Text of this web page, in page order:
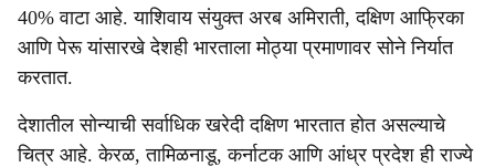
40% वाटा आहे. याशिवाय संयुक्त अरब अमिराती, दक्षिण आफ्रिका
आणि पेरू यांसारखे देशही भारताला मोठ्या प्रमाणावर सोने निर्यात
करतात.
देशातील सोन्याची सर्वाधिक खरेदी दक्षिण भारतात होत असल्याचे
चित्र आहे. केरळ, तामिळनाडू, कर्नाटक आणि आंध्र प्रदेश ही राज्ये